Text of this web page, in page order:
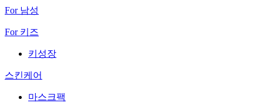
For 남성
For 키즈
키성장
스킨케어
마스크팩